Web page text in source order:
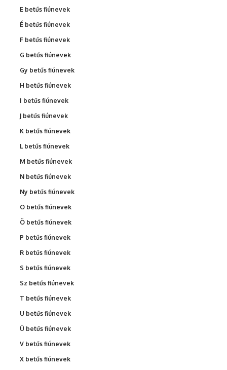
E betűs fiúnevek
É betűs fiúnevek
F betűs fiúnevek
G betűs fiúnevek
Gy betűs fiúnevek
H betűs fiúnevek
I betűs fiúnevek
J betűs fiúnevek
K betűs fiúnevek
L betűs fiúnevek
M betűs fiúnevek
N betűs fiúnevek
Ny betűs fiúnevek
O betűs fiúnevek
Ö betűs fiúnevek
P betűs fiúnevek
R betűs fiúnevek
S betűs fiúnevek
Sz betűs fiúnevek
T betűs fiúnevek
U betűs fiúnevek
Ü betűs fiúnevek
V betűs fiúnevek
X betűs fiúnevek